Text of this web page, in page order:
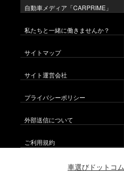
自動車メディア「CARPRIME」
私たちと一緒に働きませんか？
サイトマップ
サイト運営会社
プライバシーポリシー
外部送信について
ご利用規約
車選びドットコ